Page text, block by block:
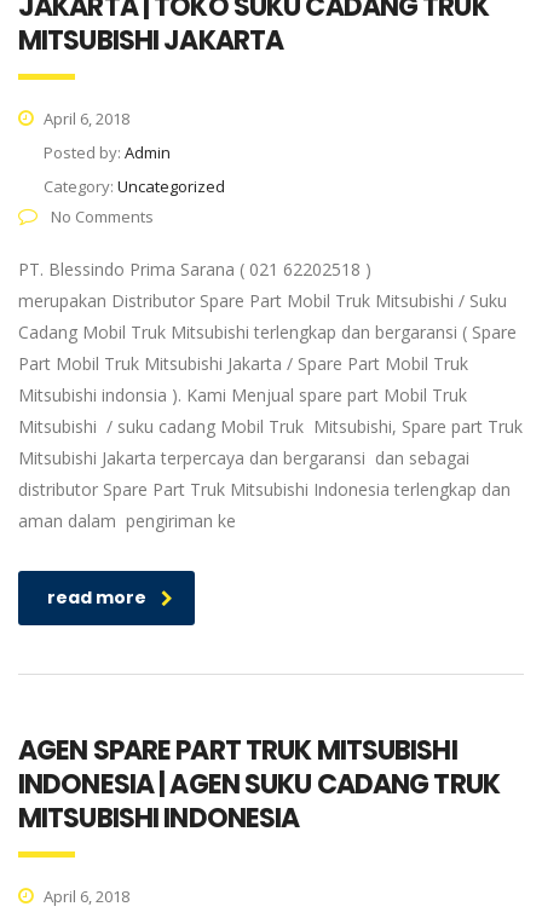
MITSUBISHI JAKARTA
April 6, 2018
Posted by: Admin
Category: Uncategorized
No Comments
PT. Blessindo Prima Sarana ( 021 62202518 )
merupakan Distributor Spare Part Mobil Truk Mitsubishi / Suku
Cadang Mobil Truk Mitsubishi terlengkap dan bergaransi ( Spare
Part Mobil Truk Mitsubishi Jakarta / Spare Part Mobil Truk
Mitsubishi indonsia ). Kami Menjual spare part Mobil Truk
Mitsubishi / suku cadang Mobil Truk Mitsubishi, Spare part Truk
Mitsubishi Jakarta terpercaya dan bergaransi dan sebagai
distributor Spare Part Truk Mitsubishi Indonesia terlengkap dan
aman dalam pengiriman ke
read more
AGEN SPARE PART TRUK MITSUBISHI
INDONESIA | AGEN SUKU CADANG TRUK
MITSUBISHI INDONESIA
April 6, 2018